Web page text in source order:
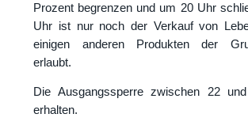
Prozent begrenzen und um 20 Uhr
Uhr ist nur noch der Verkauf von
einigen anderen Produkten der
erlaubt.
Die Ausgangssperre zwischen 22
erhalten.